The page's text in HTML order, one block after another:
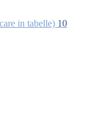
in tabelle) 10